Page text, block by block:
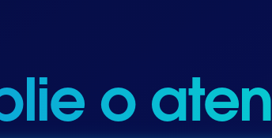
casos